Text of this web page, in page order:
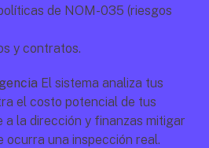
de NOM-035 (riesgos
y contratos.
El sistema analiza tus
el costo potencial de tus
a la dirección y finanzas mitigar
ocurra una inspección real.